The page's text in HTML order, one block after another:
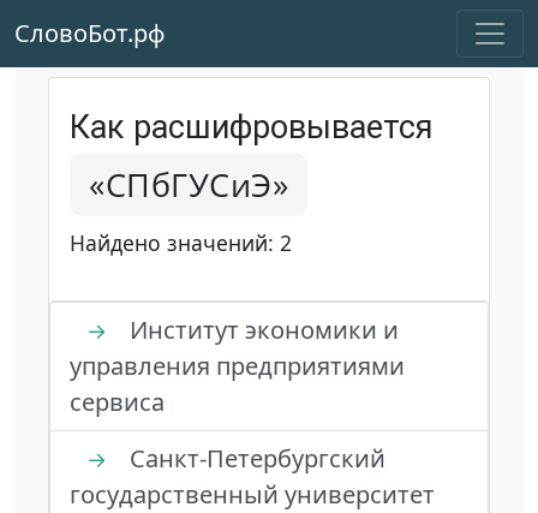
СловоБот.рф
Как расшифровывается
«СПбГУСиЭ»
Найдено значений: 2
→
Институт экономики и
управления предприятиями
сервиса
→
Санкт-Петербургский
государственный университет